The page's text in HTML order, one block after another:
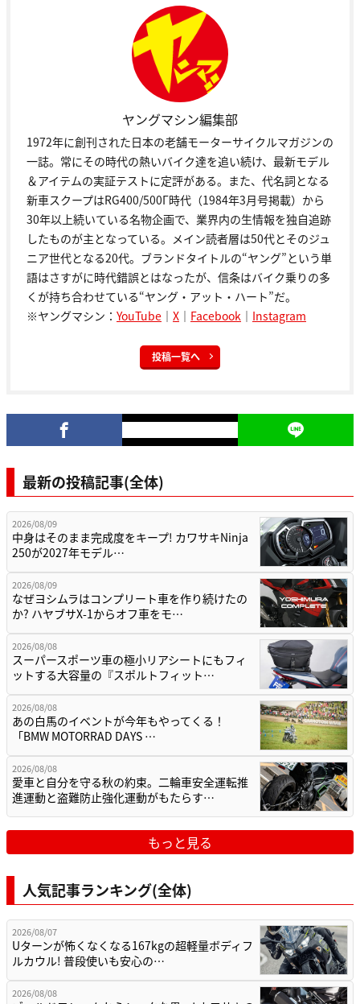
ヤングマシン編集部
1972年に創刊された日本の老舗モーターサイクルマガジンの
一誌。常にその時代の熱いバイク達を追い続け、最新モデル
＆アイテムの実証テストに定評がある。また、代名詞となる
新車スクープはRG400/500Γ時代（1984年3月号掲載）から
30年以上続いている名物企画で、業界内の生情報を独自追跡
したものが主となっている。メイン読者層は50代とそのジュ
ニア世代となる20代。ブランドタイトルの“ヤング”という単
語はさすがに時代錯誤とはなったが、信条はバイク乗りの多
くが持ち合わせている“ヤング・アット・ハート”だ。
※ヤングマシン： YouTube ｜ X ｜ Facebook ｜ Instagram
投稿一覧へ
最新の投稿記事(全体)
2026/08/09
中身はそのまま完成度をキープ! カワサキNinja
250が2027年モデル…
2026/08/09
なぜヨシムラはコンプリート車を作り続けたの
か? ハヤブサX-1からオフ車をモ…
2026/08/08
スーパースポーツ車の極小リアシートにもフィ
ットする大容量の『スポルトフィット…
2026/08/08
あの白馬のイベントが今年もやってくる！
「BMW MOTORRAD DAYS …
2026/08/08
愛車と自分を守る秋の約束。二輪車安全運転推
進運動と盗難防止強化運動がもたらす…
もっと見る
人気記事ランキング(全体)
2026/08/07
Uターンが怖くなくなる167kgの超軽量ボディフ
ルカウル! 普段使いも安心の…
2026/08/08